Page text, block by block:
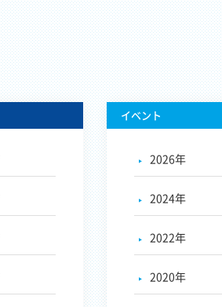
イベント
2026年
2024年
2022年
2020年